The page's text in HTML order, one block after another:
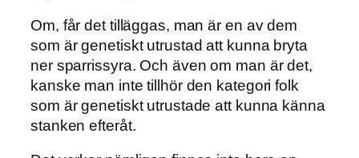
Om, får det tilläggas, man är en av dem
som är genetiskt utrustad att kunna bryta
ner sparrissyra. Och även om man är det,
kanske man inte tillhör den kategori folk
som är genetiskt utrustade att kunna känna
stanken efteråt.